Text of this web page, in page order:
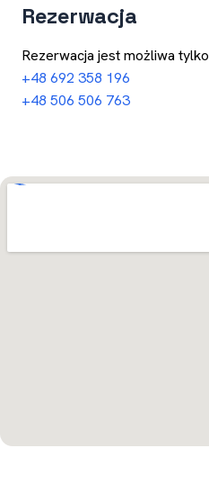
Rezerwacja
Rezerwacja jest możliwa
+48 692 358 196
+48 506 506 763